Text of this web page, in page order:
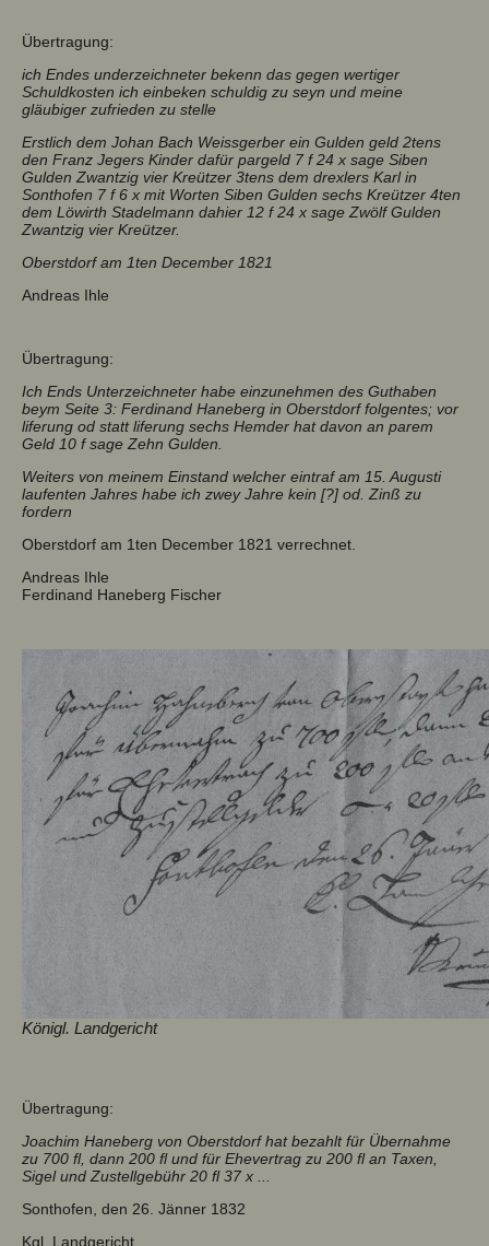
Übertragung:
ich Endes underzeichneter bekenn das gegen wertiger
Schuldkosten ich einbeken schuldig zu seyn und meine
gläubiger zufrieden zu stelle
Erstlich dem Johan Bach Weissgerber ein Gulden geld 2tens
den Franz Jegers Kinder dafür pargeld 7 f 24 x sage Siben
Gulden Zwantzig vier Kreützer 3tens dem drexlers Karl in
Sonthofen 7 f 6 x mit Worten Siben Gulden sechs Kreützer 4ten
dem Löwirth Stadelmann dahier 12 f 24 x sage Zwölf Gulden
Zwantzig vier Kreützer.
Oberstdorf am 1ten December 1821
Andreas Ihle
Übertragung:
Ich Ends Unterzeichneter habe einzunehmen des Guthaben
beym Seite 3: Ferdinand Haneberg in Oberstdorf folgentes; vor
liferung od statt liferung sechs Hemder hat davon an parem
Geld 10 f sage Zehn Gulden.
Weiters von meinem Einstand welcher eintraf am 15. Augusti
laufenten Jahres habe ich zwey Jahre kein [?] od. Zinß zu
fordern
Oberstdorf am 1ten December 1821 verrechnet.
Andreas Ihle
Ferdinand Haneberg Fischer
Königl. Landgericht
Übertragung:
Joachim Haneberg von Oberstdorf hat bezahlt für Übernahme
zu 700 fl, dann 200 fl und für Ehevertrag zu 200 fl an Taxen,
Sigel und Zustellgebühr 20 fl 37 x ...
Sonthofen, den 26. Jänner 1832
Kgl. Landgericht